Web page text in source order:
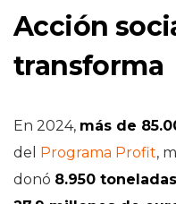
Acción
transforma
En 2024, más de
del Programa Profit,
donó 8.950